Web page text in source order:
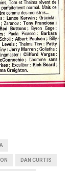
DAN CURTIS